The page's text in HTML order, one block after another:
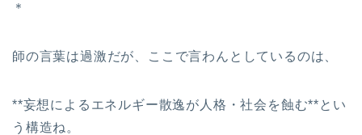
＊
師の言葉は過激だが、ここで言わんとしているのは、
**妄想によるエネルギー散逸が人格・社会を蝕む**とい
う構造ね。